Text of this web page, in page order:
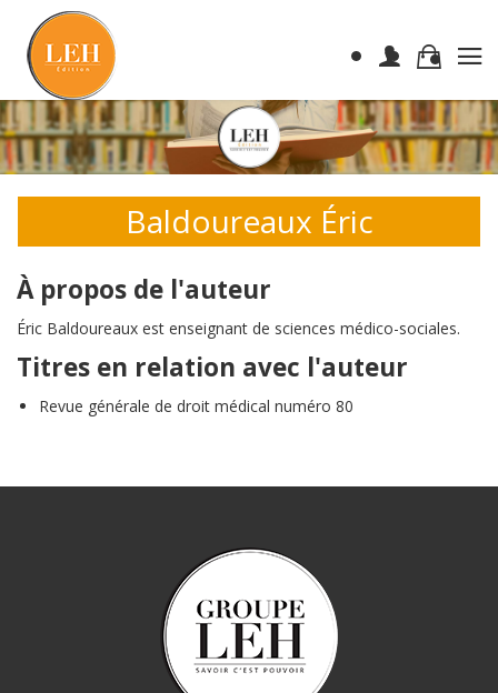
Baldoureaux Éric
À propos de l'auteur
Éric Baldoureaux est enseignant de sciences médico-sociales.
Titres en relation avec l'auteur
Revue générale de droit médical numéro 80